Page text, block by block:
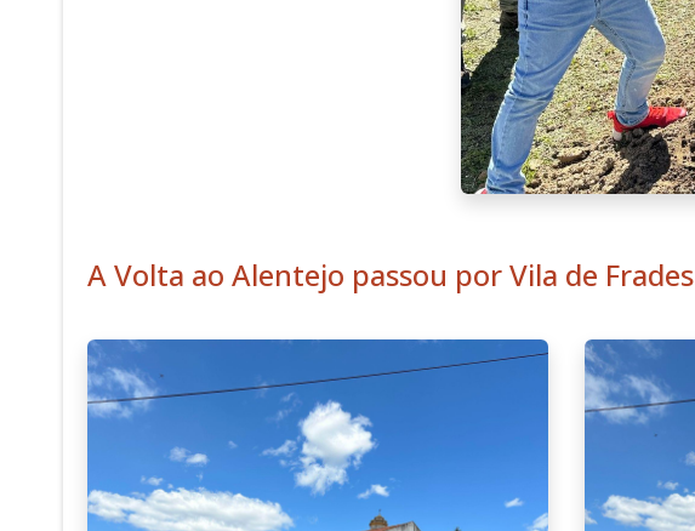
A Volta ao Alentejo passou por Vila de Frades